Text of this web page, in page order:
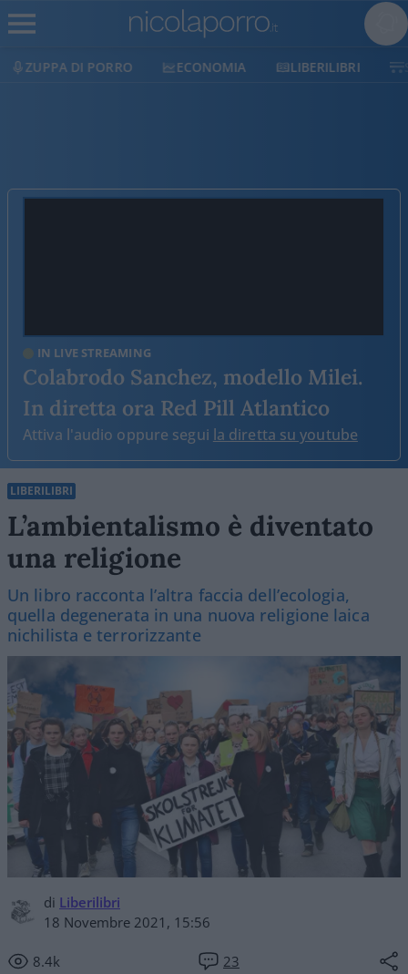
ECONOMIA LIBERILIBRI SHOP SOSTIENICI
IN LIVE STREAMING
Colabrodo Sanchez, modello Milei.
In diretta ora Red Pill Atlantico
Attiva l'audio oppure segui la diretta su youtube
LIBERILIBRI
L’ambientalismo è diventato
una religione
Un libro racconta l’altra faccia dell’ecologia,
quella degenerata in una nuova religione laica
nichilista e terrorizzante
di Liberilibri
18 Novembre 2021, 15:56
8.4k 23